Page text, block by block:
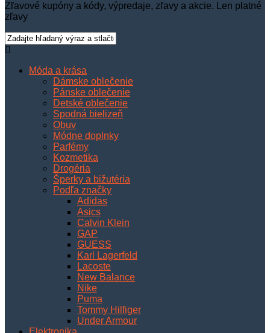
Zľavové kupóny a kódy, výpredaje, zľavy a akcie. Len platné
zľavy
Móda a krása
Dámske oblečenie
Pánske oblečenie
Detské oblečenie
Spodná bielizeň
Obuv
Módne doplnky
Parfémy
Kozmetika
Drogéria
Šperky a bižutéria
Podľa značky
Adidas
Asics
Calvin Klein
GAP
GUESS
Karl Lagerfeld
Lacoste
New Balance
Nike
Puma
Tommy Hilfiger
Under Armour